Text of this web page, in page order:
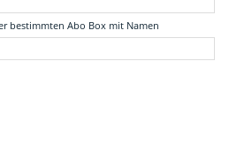
bestimmten Abo Box mit Namen